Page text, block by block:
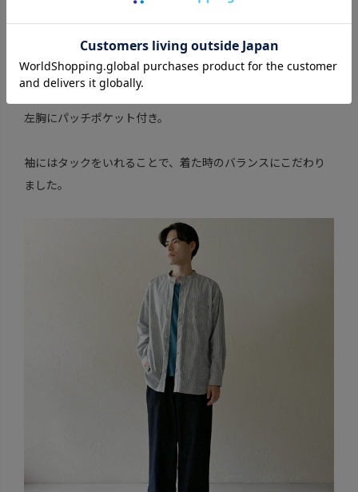
左胸にパッチポケット付き。
袖にはタックをいれることで、着た時のバランスにこだわり
ました。